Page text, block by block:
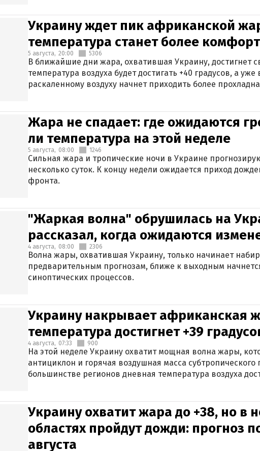
Украину ждет пик африканской
температура станет более
5 августа, 20:00 5306
В ближайшие дни жара, охватившая Украину, достигнет
температура воздуха будет достигать +40 градусов, а
раскаленному воздуху начнет приходить более
Жара не спадает: где ожидаются
ли температура на этой неделе
5 августа, 08:00 1246
Сильная жара и тропические ночи в Украине
несколько суток. К концу недели ожидается приход
фронта.
"Жаркая волна" обрушилась на
рассказал, когда ожидаются
4 августа, 08:00 2306
Волна жары, охватившая Украину, только начинает
предварительным прогнозам, ближе к выходным
синоптических процессов.
Украину накрывает африканская
температура достигнет +39
4 августа, 07:33 900
На этой неделе Украину охватит мощная волна жары,
антициклон и горячая воздушная масса
большинстве регионов дневная температура воздуха
Украину охватит жара до +38, но в
областях пройдут дожди: прогноз
августа